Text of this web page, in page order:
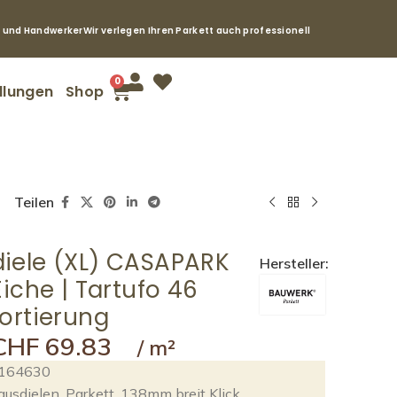
HandwerkerWir verlegen Ihren Parkett auch professionell
Shop
0
Teilen
(XL) CASAPARK
| Tartufo 46
Hersteller:
69.83